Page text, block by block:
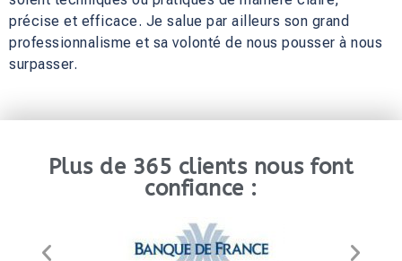
précise et efficace. Je salue par ailleurs son grand
professionnalisme et sa volonté de nous pousser à nous
surpasser.
Plus de 365 clients nous font
confiance :